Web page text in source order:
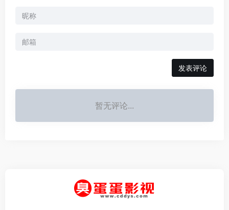
发表评论
暂无评论...